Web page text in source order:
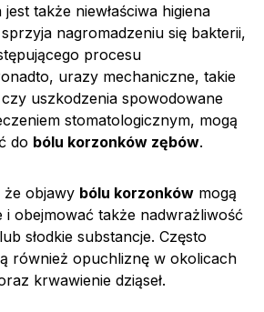
także niewłaściwa higiena
nagromadzeniu się bakterii,
procesu
urazy mechaniczne, takie
czy uszkodzenia spowodowane
stomatologicznym, mogą
do bólu korzonków zębów.
objawy bólu korzonków mogą
obejmować także nadwrażliwość
słodkie substancje. Często
również opuchliznę w okolicach
krwawienie dziąseł.